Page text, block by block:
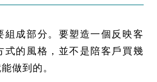
組成部分。要塑造一個反映客
式的風格，並不是陪客戶買幾
做到的。